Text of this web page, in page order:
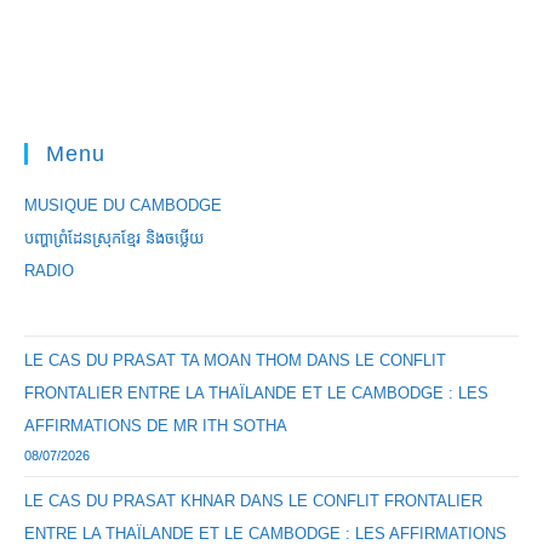
Menu
MUSIQUE DU CAMBODGE
បញ្ហាព្រំដែនស្រុកខ្មែរ និងចឞ្លើយ
RADIO
LE CAS DU PRASAT TA MOAN THOM DANS LE CONFLIT
FRONTALIER ENTRE LA THAÏLANDE ET LE CAMBODGE : LES
AFFIRMATIONS DE MR ITH SOTHA
08/07/2026
LE CAS DU PRASAT KHNAR DANS LE CONFLIT FRONTALIER
ENTRE LA THAÏLANDE ET LE CAMBODGE : LES AFFIRMATIONS